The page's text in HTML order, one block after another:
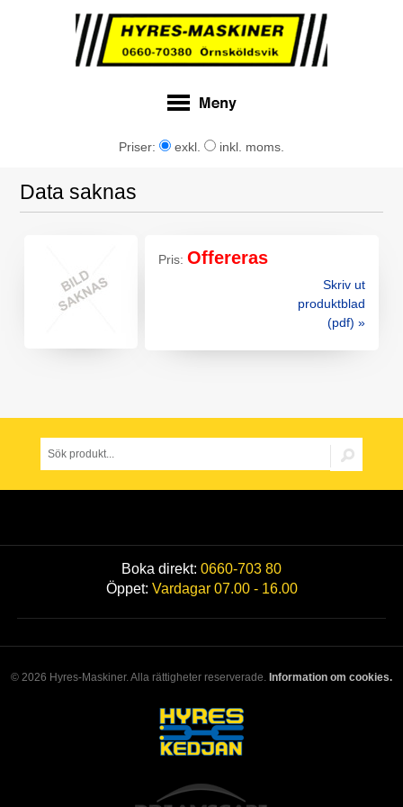
Priser: exkl. inkl. moms.
Data saknas
Pris:Offereras
Skriv ut
produktblad
(pdf) »
Boka direkt: 0660-703 80
Öppet: Vardagar 07.00 - 16.00
© 2026 Hyres-Maskiner. Alla rättigheter reserverade. Information om cookies.